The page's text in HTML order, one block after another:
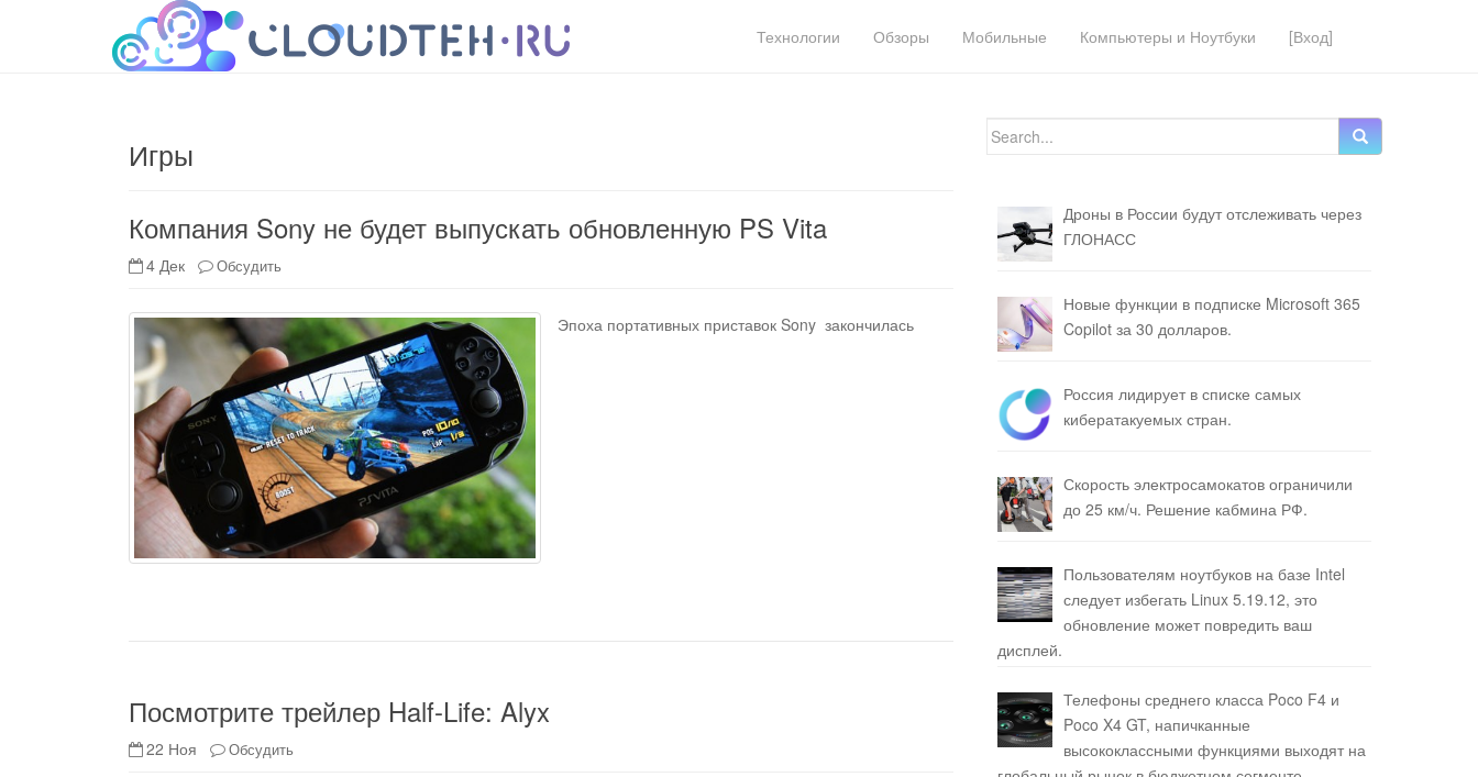
Облако технологий
cloudteh.ru
Технологии
Обзоры Мобильные Компьютеры и Ноутбуки [Вход]
Игры
Компания Sony не будет выпускать обновленную PS Vita
4 Дек Обсудить
Эпоха портативных приставок Sony закончилась
Посмотрите трейлер Half-Life: Alyx
22 Ноя Обсудить
Search for:
Дроны в России будут отслеживать через
ГЛОНАСС
Новые функции в подписке Microsoft 365
Copilot за 30 долларов.
Россия лидирует в списке самых
кибератакуемых стран.
Скорость электросамокатов ограничили
до 25 км/ч. Решение кабмина РФ.
Пользователям ноутбуков на базе Intel
следует избегать Linux 5.19.12, это
обновление может повредить ваш
дисплей.
Телефоны среднего класса Poco F4 и
Poco X4 GT, напичканные
высококлассными функциями выходят на